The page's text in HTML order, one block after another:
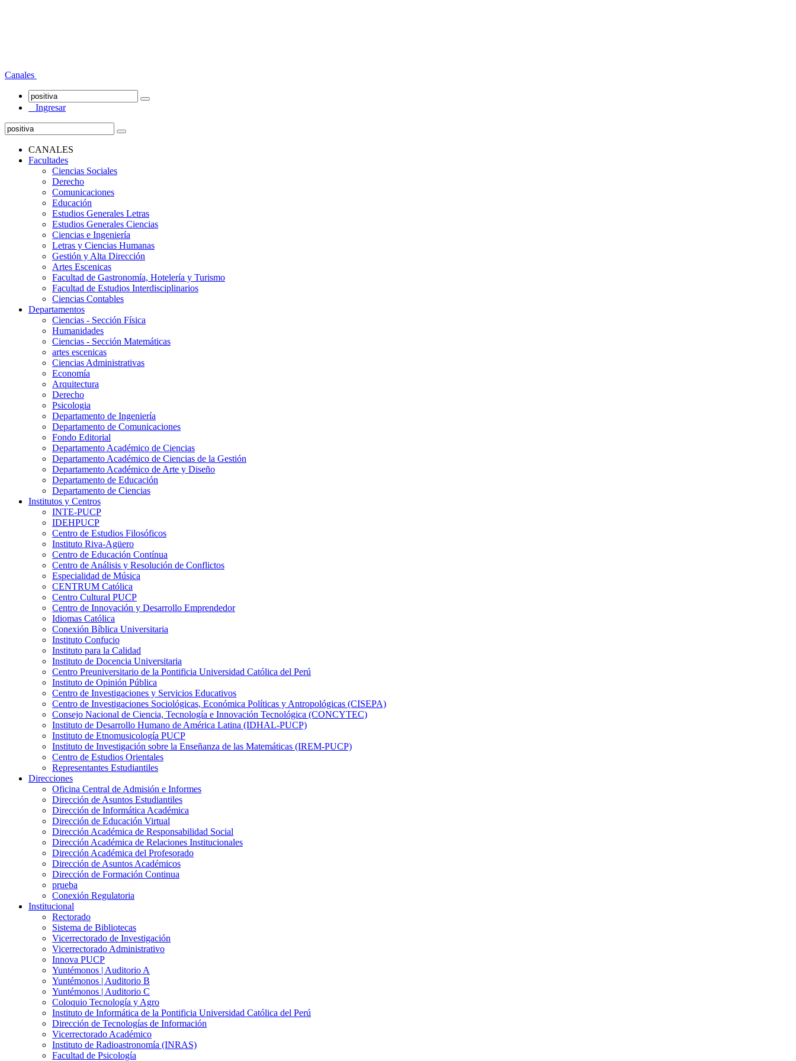
Canales
Ingresar
CANALES
Facultades
Ciencias Sociales
Derecho
Comunicaciones
Educación
Estudios Generales Letras
Estudios Generales Ciencias
Ciencias e Ingeniería
Letras y Ciencias Humanas
Gestión y Alta Dirección
Artes Escenicas
Facultad de Gastronomía, Hotelería y Turismo
Facultad de Estudios Interdisciplinarios
Ciencias Contables
Departamentos
Ciencias - Sección Física
Humanidades
Ciencias - Sección Matemáticas
artes escenicas
Ciencias Administrativas
Economía
Arquitectura
Derecho
Psicologia
Departamento de Ingeniería
Departamento de Comunicaciones
Fondo Editorial
Departamento Académico de Ciencias
Departamento Académico de Ciencias de la Gestión
Departamento Académico de Arte y Diseño
Departamento de Educación
Departamento de Ciencias
Institutos y Centros
INTE-PUCP
IDEHPUCP
Centro de Estudios Filosóficos
Instituto Riva-Agüero
Centro de Educación Contínua
Centro de Análisis y Resolución de Conflictos
Especialidad de Música
CENTRUM Católica
Centro Cultural PUCP
Centro de Innovación y Desarrollo Emprendedor
Idiomas Católica
Conexión Bíblica Universitaria
Instituto Confucio
Instituto para la Calidad
Instituto de Docencia Universitaria
Centro Preuniversitario de la Pontificia Universidad Católica del Perú
Instituto de Opinión Pública
Centro de Investigaciones y Servicios Educativos
Centro de Investigaciones Sociológicas, Económica Políticas y Antropológicas (CISEPA)
Consejo Nacional de Ciencia, Tecnología e Innovación Tecnológica (CONCYTEC)
Instituto de Desarrollo Humano de América Latina (IDHAL-PUCP)
Instituto de Etnomusicología PUCP
Instituto de Investigación sobre la Enseñanza de las Matemáticas (IREM-PUCP)
Centro de Estudios Orientales
Representantes Estudiantiles
Direcciones
Oficina Central de Admisión e Informes
Dirección de Asuntos Estudiantiles
Dirección de Informática Académica
Dirección de Educación Virtual
Dirección Académica de Responsabilidad Social
Dirección Académica de Relaciones Institucionales
Dirección Académica del Profesorado
Dirección de Asuntos Académicos
Dirección de Formación Continua
prueba
Conexión Regulatoria
Institucional
Rectorado
Sistema de Bibliotecas
Vicerrectorado de Investigación
Vicerrectorado Administrativo
Innova PUCP
Yuntémonos | Auditorio A
Yuntémonos | Auditorio B
Yuntémonos | Auditorio C
Coloquio Tecnología y Agro
Instituto de Informática de la Pontificia Universidad Católica del Perú
Dirección de Tecnologías de Información
Vicerrectorado Académico
Instituto de Radioastronomía (INRAS)
Facultad de Psicología